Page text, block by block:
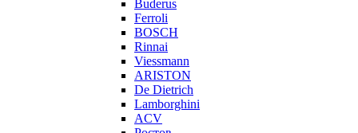
Buderus
Ferroli
BOSCH
Rinnai
Viessmann
ARISTON
De Dietrich
Lamborghini
ACV